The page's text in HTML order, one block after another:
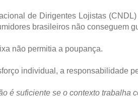
de Dirigentes Lojistas
brasileiros não conseguem
não permitia a poupança.
individual, a responsabilidade
é suficiente se o contexto trabalha